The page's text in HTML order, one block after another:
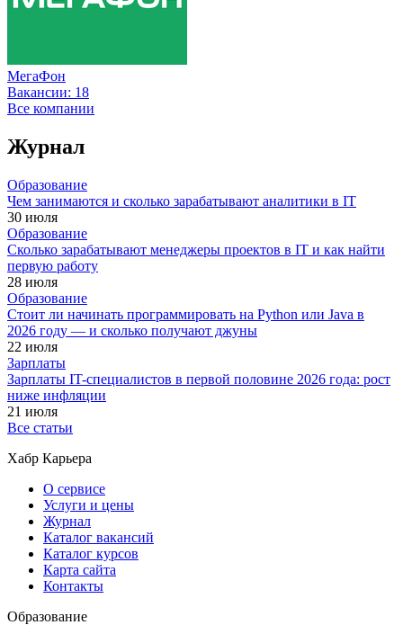
МегаФон
Вакансии: 18
Все компании
Журнал
Образование
Чем занимаются и сколько зарабатывают аналитики в IT
30 июля
Образование
Сколько зарабатывают менеджеры проектов в IT и как найти
первую работу
28 июля
Образование
Стоит ли начинать программировать на Python или Java в
2026 году — и сколько получают джуны
22 июля
Зарплаты
Зарплаты IT-специалистов в первой половине 2026 года: рост
ниже инфляции
21 июля
Все статьи
Хабр Карьера
О сервисе
Услуги и цены
Журнал
Каталог вакансий
Каталог курсов
Карта сайта
Контакты
Образование